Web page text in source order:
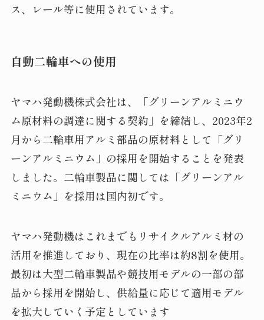
ス、レール等に使用されています。
自動二輪車への使用
ヤマハ発動機株式会社は、「グリーンアルミニウ
ム原材料の調達に関する契約」を締結し、2023年2
月から二輪車用アルミ部品の原材料として「グリ
ーンアルミニウム」の採用を開始することを発表
しました。二輪車製品に関しては「グリーンアル
ミニウム」を採用は国内初です。
ヤマハ発動機はこれまでもリサイクルアルミ材の
活用を推進しており、現在の比率は約8割を使用。
最初は大型二輪車製品や競技用モデルの一部の部
品から採用を開始し、供給量に応じて適用モデル
を拡大していく予定としています